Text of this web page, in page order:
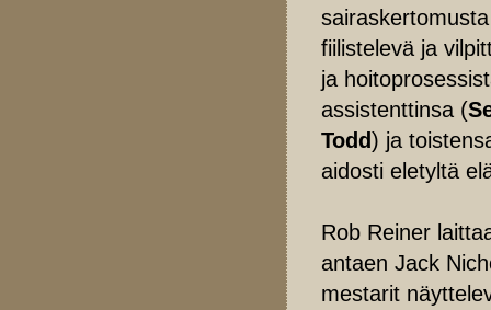
fiilistelevä ja
ja
assistenttinsa (
Todd) ja
aidosti eletyltä
Rob Reiner
antaen Jack
mestarit